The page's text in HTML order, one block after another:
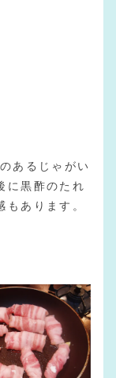
あるじゃがい
に黒酢のたれ
あります。